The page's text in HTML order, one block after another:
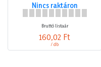
Nincs raktáron
Bruttó listaár
160,02 Ft
/ db